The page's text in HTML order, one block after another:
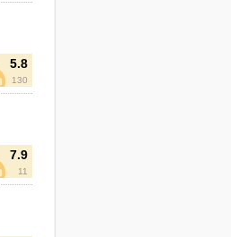
5.8
130
7.9
11